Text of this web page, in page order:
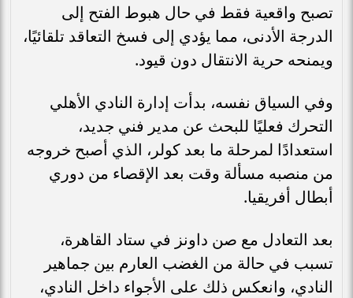
تصبح واقعية فقط في حال هبوط الفتح إلى
الدرجة الأدنى، مما يؤدي إلى فسخ التعاقد تلقائيًا،
ويمنحه حرية الانتقال دون قيود.
وفي السياق نفسه، بدأت إدارة النادي الأهلي
التحرك فعليًا للبحث عن مدير فني جديد،
استعدادًا لمرحلة ما بعد كولر، الذي أصبح خروجه
من منصبه مسألة وقت بعد الإقصاء من دوري
أبطال أفريقيا.
بعد التعادل مع صن داونز في ستاد القاهرة،
تسبب في حالة من الغضب العارم بين جماهير
النادي، وانعكس ذلك على الأجواء داخل النادي،